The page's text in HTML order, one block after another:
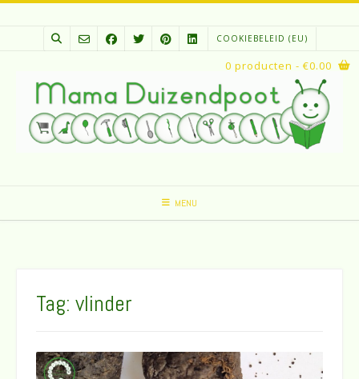
Spring
COOKIEBELEID (EU)
MENU
0 producten - €0.00
Tag: vlinder